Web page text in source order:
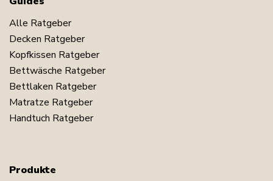
Alle Ratgeber
Decken Ratgeber
Kopfkissen Ratgeber
Bettwäsche Ratgeber
Bettlaken Ratgeber
Matratze Ratgeber
Handtuch Ratgeber
Produkte